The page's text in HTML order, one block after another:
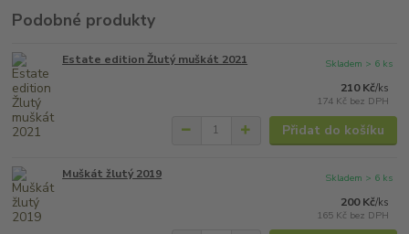
Podobné produkty
Estate edition Žlutý muškát 2021
210 Kč/ks
174 Kč bez DPH
Skladem > 6 ks
Přidat do košíku
Muškát žlutý 2019
200 Kč/ks
165 Kč bez DPH
Skladem > 6 ks